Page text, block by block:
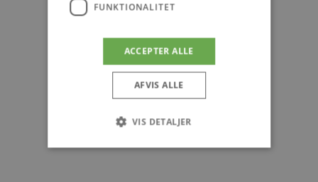
FUNKTIONALITET
ACCEPTER ALLE
AFVIS ALLE
VIS DETALJER